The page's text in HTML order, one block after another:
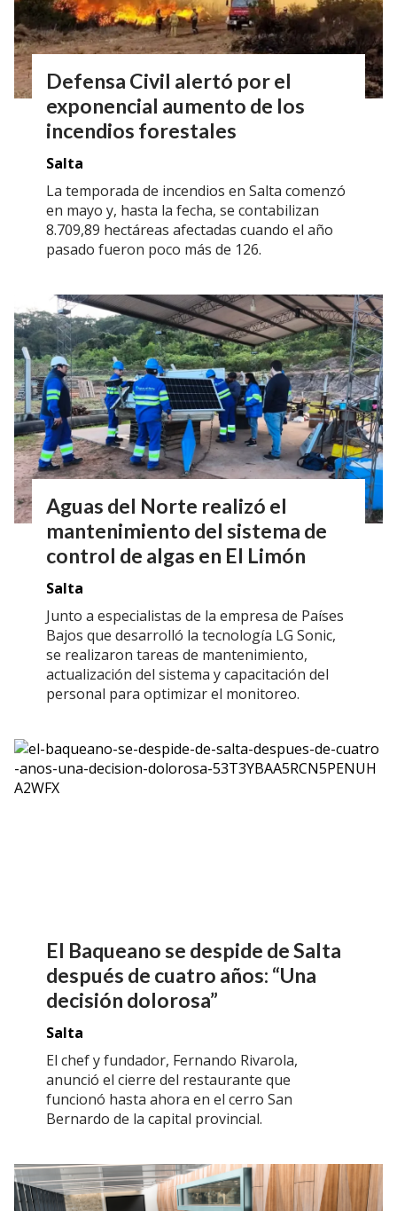
Defensa Civil alertó por el
exponencial aumento de los
incendios forestales
Salta
La temporada de incendios en Salta comenzó
en mayo y, hasta la fecha, se contabilizan
8.709,89 hectáreas afectadas cuando el año
pasado fueron poco más de 126.
Aguas del Norte realizó el
mantenimiento del sistema de
control de algas en El Limón
Salta
Junto a especialistas de la empresa de Países
Bajos que desarrolló la tecnología LG Sonic,
se realizaron tareas de mantenimiento,
actualización del sistema y capacitación del
personal para optimizar el monitoreo.
El Baqueano se despide de Salta
después de cuatro años: “Una
decisión dolorosa”
Salta
El chef y fundador, Fernando Rivarola,
anunció el cierre del restaurante que
funcionó hasta ahora en el cerro San
Bernardo de la capital provincial.